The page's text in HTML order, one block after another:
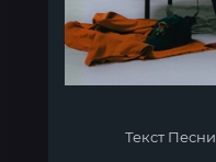
Текст Песни